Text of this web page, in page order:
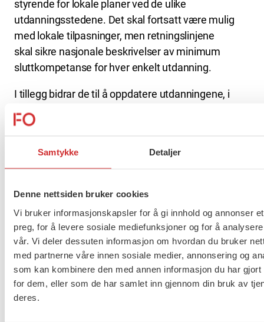
Samtykke Detaljer
Denne nettsiden bruker cookies
Vi bruker informasjonskapsler for å gi innhold og annonser
preg, for å levere sosiale mediefunksjoner og for å
vår. Vi deler dessuten informasjon om hvordan du bruker
med partnerne våre innen sosiale medier, annonsering og
som kan kombinere den med annen informasjon du har gjort
for dem, eller som de har samlet inn gjennom din bruk av
deres.
styrende for lokale planer ved de ulike
utdanningsstedene. Det skal fortsatt være mulig
med lokale tilpasninger, men retningslinjene
skal sikre nasjonale beskrivelser av minimum
sluttkompetanse for hver enkelt utdanning.
I tillegg bidrar de til å oppdatere utdanningene, i
tråd med brukernes og tjenestenes behov.
Taushetsplikt og personvern